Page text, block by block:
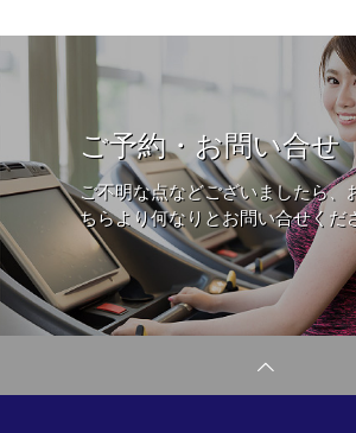
ご予約・お問い合せ
ご不明な点などございましたら、
ちらより何なりとお問い合せくだ